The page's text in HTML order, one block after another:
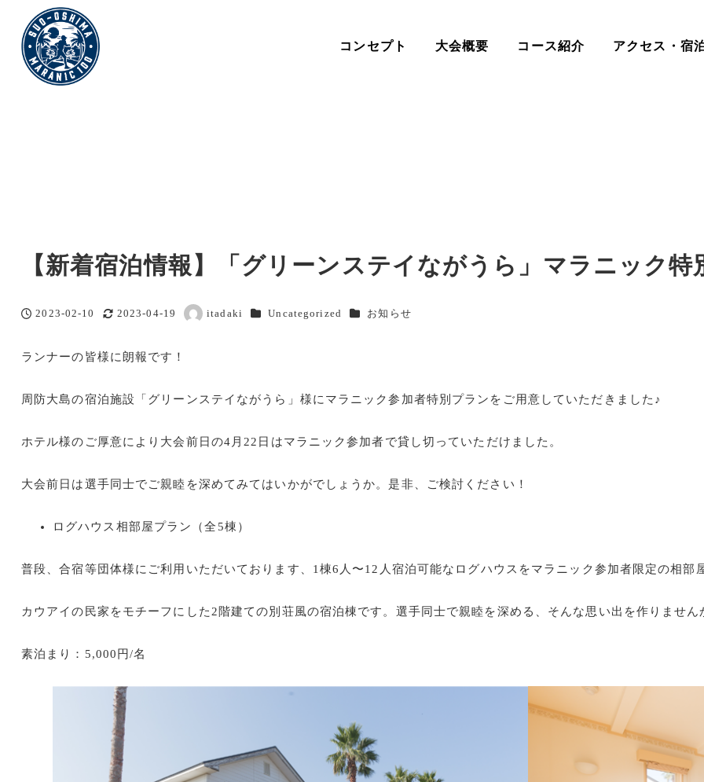
コンセプト 大会概要 コース紹介 アクセス・宿
【新着宿泊情報】「グリーンステイながうら」マラニック
投稿日
2023-02-10
更新日
2023-04-19
著
itadaki カテゴリー
Uncategorized カテゴリー
お知らせ
ランナーの皆様に朗報です！
周防大島の宿泊施設「グリーンステイながうら」様にマラニック参加者特別プランをご用意していただきました♪
ホテル様のご厚意により大会前日の4月22日はマラニック参加者で貸し切っていただけました。
大会前日は選手同士でご親睦を深めてみてはいかがでしょうか。是非、ご検討ください！
ログハウス相部屋プラン（全5棟）
普段、合宿等団体様にご利用いただいております、1棟6人〜12人宿泊可能なログハウスをマラニック参加者限定の相部
カウアイの民家をモチーフにした2階建ての別荘風の宿泊棟です。選手同士で親睦を深める、そんな思い出を作りません
素泊まり：5,000円/名